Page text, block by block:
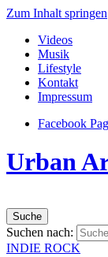
Zum Inhalt springen
Videos
Musik
Lifestyle
Kontakt
Impressum
Facebook
Urban
Suche
Suchen nach:
INDIE ROCK